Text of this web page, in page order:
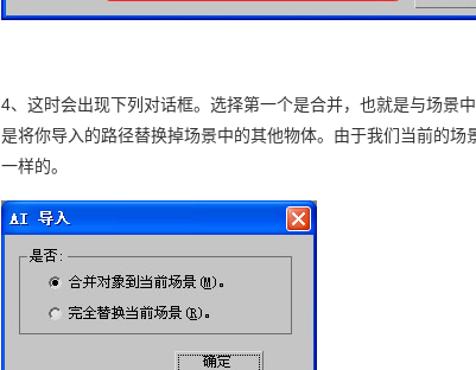
4、这时会出现下列对话框。选择第一个是合并，也就是与场景
是将你导入的路径替换掉场景中的其他物体。由于我们当前的
一样的。